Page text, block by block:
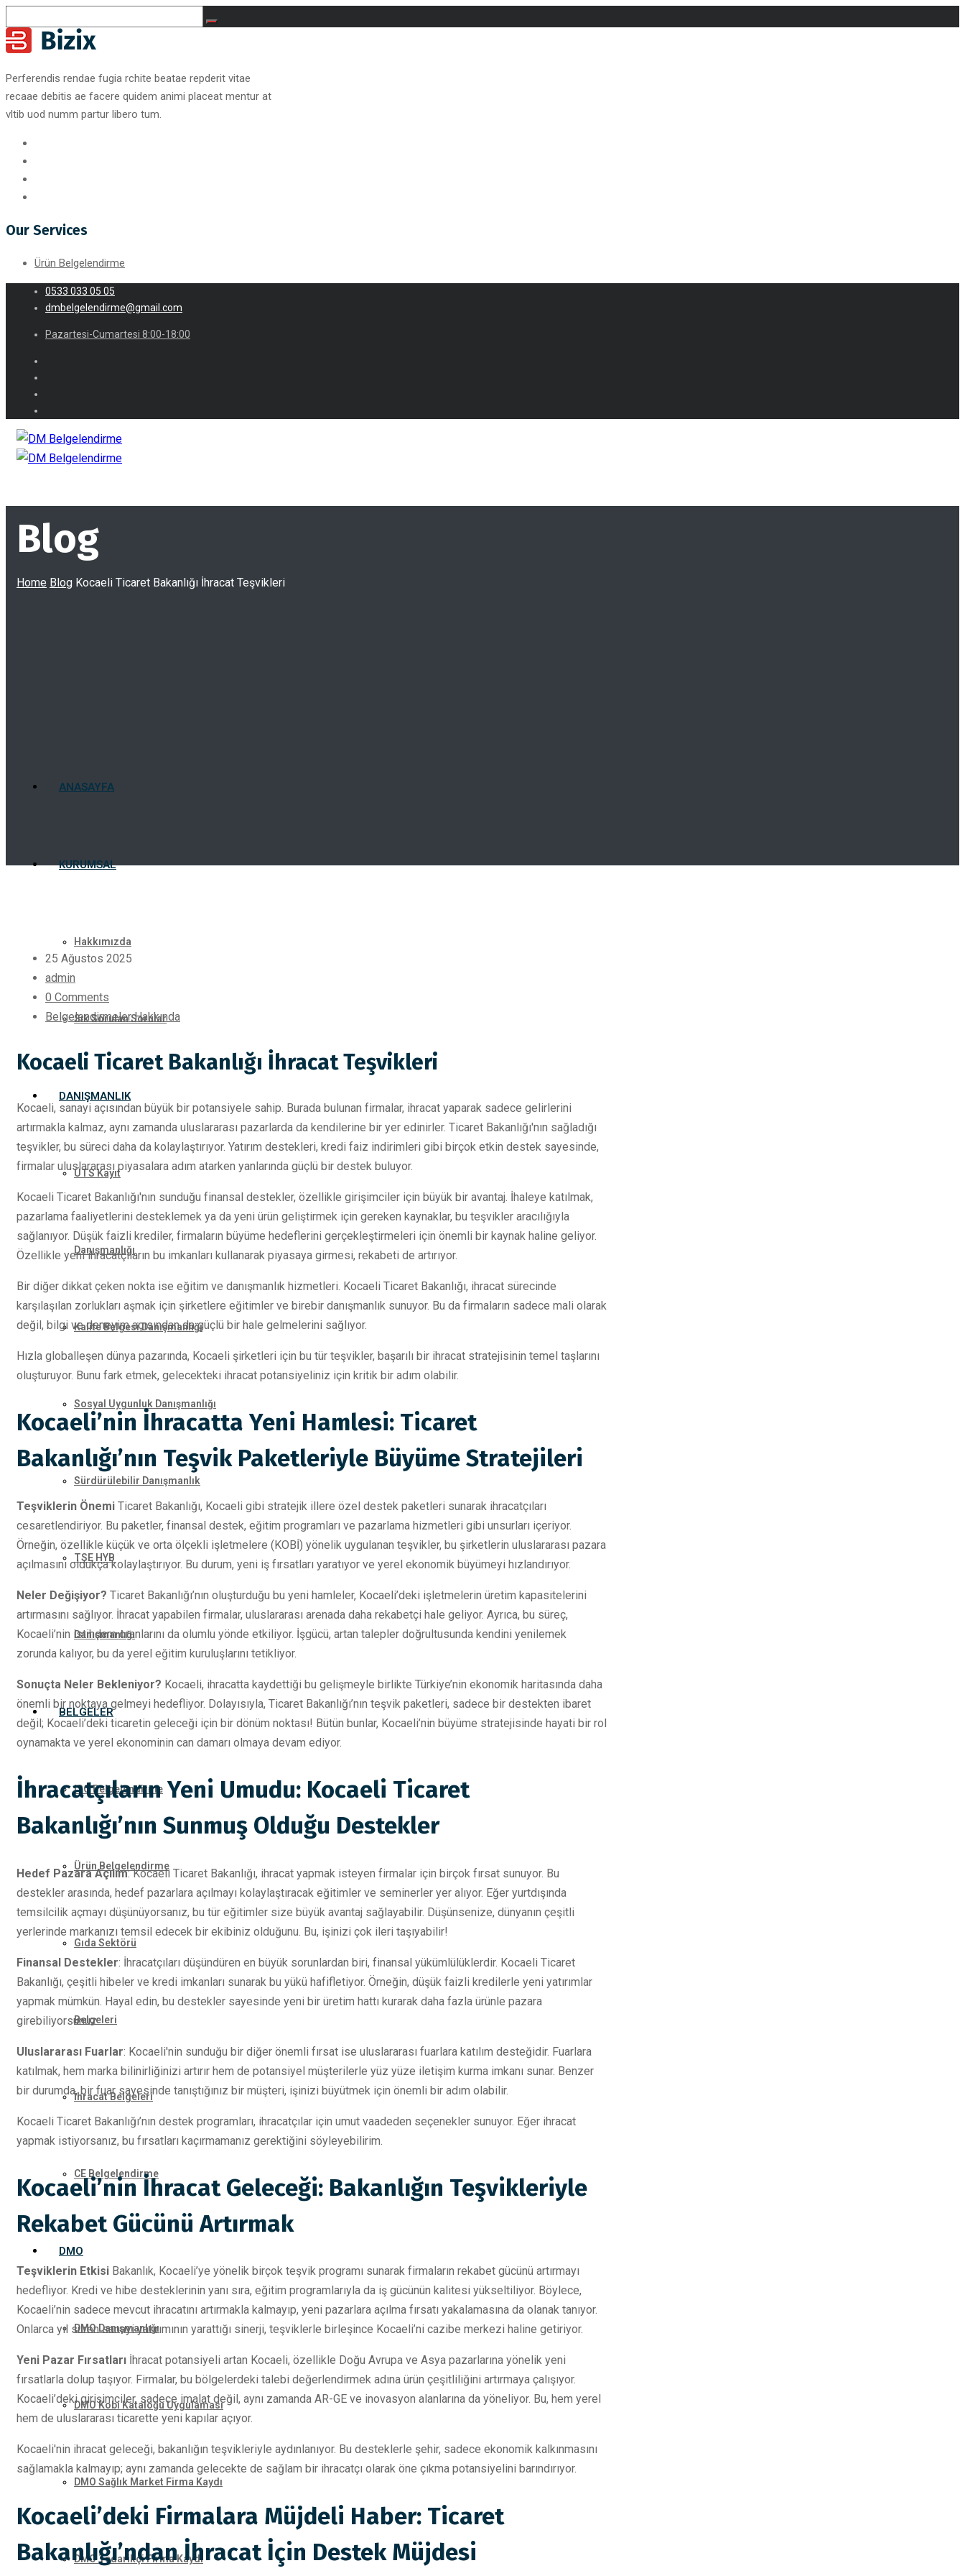
Perferendis rendae fugia rchite beatae repderit vitae
recaae debitis ae facere quidem animi placeat mentur at
vltib uod numm partur libero tum.
Our Services
Ürün Belgelendirme
0533 033 05 05
dmbelgelendirme@gmail.com
Pazartesi-Cumartesi 8:00-18:00
ANASAYFA
KURUMSAL
Hakkımızda
Sık Sorulan Sorular
DANIŞMANLIK
ÜTS Kayıt
Danışmanlığı
Kalite Belgesi Danışmanlığı
Sosyal Uygunluk Danışmanlığı
Sürdürülebilir Danışmanlık
TSE HYB
Danışmanlığı
BELGELER
ISO Belgelendirme
Ürün Belgelendirme
Gıda Sektörü
Belgeleri
İhracat Belgeleri
CE Belgelendirme
DMO
DMO Danışmanlığı
DMO Kobi Kataloğu Uygulaması
DMO Sağlık Market Firma Kaydı
DMO Tedarikçi Firma Kaydı
Blog
Home Blog Kocaeli Ticaret Bakanlığı İhracat Teşvikleri
25 Ağustos 2025
admin
0 Comments
Belgelendirmeler Hakkında
Kocaeli Ticaret Bakanlığı İhracat Teşvikleri
Kocaeli, sanayi açısından büyük bir potansiyele sahip. Burada bulunan firmalar, ihracat yaparak sadece gelirlerini
artırmakla kalmaz, aynı zamanda uluslararası pazarlarda da kendilerine bir yer edinirler. Ticaret Bakanlığı'nın sağladığı
teşvikler, bu süreci daha da kolaylaştırıyor. Yatırım destekleri, kredi faiz indirimleri gibi birçok etkin destek sayesinde,
firmalar uluslararası piyasalara adım atarken yanlarında güçlü bir destek buluyor.
Kocaeli Ticaret Bakanlığı'nın sunduğu finansal destekler, özellikle girişimciler için büyük bir avantaj. İhaleye katılmak,
pazarlama faaliyetlerini desteklemek ya da yeni ürün geliştirmek için gereken kaynaklar, bu teşvikler aracılığıyla
sağlanıyor. Düşük faizli krediler, firmaların büyüme hedeflerini gerçekleştirmeleri için önemli bir kaynak haline geliyor.
Özellikle yeni ihracatçıların bu imkanları kullanarak piyasaya girmesi, rekabeti de artırıyor.
Bir diğer dikkat çeken nokta ise eğitim ve danışmanlık hizmetleri. Kocaeli Ticaret Bakanlığı, ihracat sürecinde
karşılaşılan zorlukları aşmak için şirketlere eğitimler ve birebir danışmanlık sunuyor. Bu da firmaların sadece mali olarak
değil, bilgi ve deneyim açısından da güçlü bir hale gelmelerini sağlıyor.
Hızla globalleşen dünya pazarında, Kocaeli şirketleri için bu tür teşvikler, başarılı bir ihracat stratejisinin temel taşlarını
oluşturuyor. Bunu fark etmek, gelecekteki ihracat potansiyeliniz için kritik bir adım olabilir.
Kocaeli’nin İhracatta Yeni Hamlesi: Ticaret
Bakanlığı’nın Teşvik Paketleriyle Büyüme Stratejileri
Teşviklerin Önemi Ticaret Bakanlığı, Kocaeli gibi stratejik illere özel destek paketleri sunarak ihracatçıları
cesaretlendiriyor. Bu paketler, finansal destek, eğitim programları ve pazarlama hizmetleri gibi unsurları içeriyor.
Örneğin, özellikle küçük ve orta ölçekli işletmelere (KOBİ) yönelik uygulanan teşvikler, bu şirketlerin uluslararası pazara
açılmasını oldukça kolaylaştırıyor. Bu durum, yeni iş fırsatları yaratıyor ve yerel ekonomik büyümeyi hızlandırıyor.
Neler Değişiyor? Ticaret Bakanlığı’nın oluşturduğu bu yeni hamleler, Kocaeli’deki işletmelerin üretim kapasitelerini
artırmasını sağlıyor. İhracat yapabilen firmalar, uluslararası arenada daha rekabetçi hale geliyor. Ayrıca, bu süreç,
Kocaeli’nin istihdam oranlarını da olumlu yönde etkiliyor. İşgücü, artan talepler doğrultusunda kendini yenilemek
zorunda kalıyor, bu da yerel eğitim kuruluşlarını tetikliyor.
Sonuçta Neler Bekleniyor? Kocaeli, ihracatta kaydettiği bu gelişmeyle birlikte Türkiye’nin ekonomik haritasında daha
önemli bir noktaya gelmeyi hedefliyor. Dolayısıyla, Ticaret Bakanlığı’nın teşvik paketleri, sadece bir destekten ibaret
değil; Kocaeli’deki ticaretin geleceği için bir dönüm noktası! Bütün bunlar, Kocaeli’nin büyüme stratejisinde hayati bir rol
oynamakta ve yerel ekonominin can damarı olmaya devam ediyor.
İhracatçıların Yeni Umudu: Kocaeli Ticaret
Bakanlığı’nın Sunmuş Olduğu Destekler
Hedef Pazara Açılım: Kocaeli Ticaret Bakanlığı, ihracat yapmak isteyen firmalar için birçok fırsat sunuyor. Bu
destekler arasında, hedef pazarlara açılmayı kolaylaştıracak eğitimler ve seminerler yer alıyor. Eğer yurtdışında
temsilcilik açmayı düşünüyorsanız, bu tür eğitimler size büyük avantaj sağlayabilir. Düşünsenize, dünyanın çeşitli
yerlerinde markanızı temsil edecek bir ekibiniz olduğunu. Bu, işinizi çok ileri taşıyabilir!
Finansal Destekler: İhracatçıları düşündüren en büyük sorunlardan biri, finansal yükümlülüklerdir. Kocaeli Ticaret
Bakanlığı, çeşitli hibeler ve kredi imkanları sunarak bu yükü hafifletiyor. Örneğin, düşük faizli kredilerle yeni yatırımlar
yapmak mümkün. Hayal edin, bu destekler sayesinde yeni bir üretim hattı kurarak daha fazla ürünle pazara
girebiliyorsunuz.
Uluslararası Fuarlar: Kocaeli'nin sunduğu bir diğer önemli fırsat ise uluslararası fuarlara katılım desteğidir. Fuarlara
katılmak, hem marka bilinirliğinizi artırır hem de potansiyel müşterilerle yüz yüze iletişim kurma imkanı sunar. Benzer
bir durumda, bir fuar sayesinde tanıştığınız bir müşteri, işinizi büyütmek için önemli bir adım olabilir.
Kocaeli Ticaret Bakanlığı’nın destek programları, ihracatçılar için umut vaadeden seçenekler sunuyor. Eğer ihracat
yapmak istiyorsanız, bu fırsatları kaçırmamanız gerektiğini söyleyebilirim.
Kocaeli’nin İhracat Geleceği: Bakanlığın Teşvikleriyle
Rekabet Gücünü Artırmak
Teşviklerin Etkisi Bakanlık, Kocaeli’ye yönelik birçok teşvik programı sunarak firmaların rekabet gücünü artırmayı
hedefliyor. Kredi ve hibe desteklerinin yanı sıra, eğitim programlarıyla da iş gücünün kalitesi yükseltiliyor. Böylece,
Kocaeli’nin sadece mevcut ihracatını artırmakla kalmayıp, yeni pazarlara açılma fırsatı yakalamasına da olanak tanıyor.
Onlarca yıl süren sanayi yatırımının yarattığı sinerji, teşviklerle birleşince Kocaeli’ni cazibe merkezi haline getiriyor.
Yeni Pazar Fırsatları İhracat potansiyeli artan Kocaeli, özellikle Doğu Avrupa ve Asya pazarlarına yönelik yeni
fırsatlarla dolup taşıyor. Firmalar, bu bölgelerdeki talebi değerlendirmek adına ürün çeşitliliğini artırmaya çalışıyor.
Kocaeli’deki girişimciler, sadece imalat değil, aynı zamanda AR-GE ve inovasyon alanlarına da yöneliyor. Bu, hem yerel
hem de uluslararası ticarette yeni kapılar açıyor.
Kocaeli'nin ihracat geleceği, bakanlığın teşvikleriyle aydınlanıyor. Bu desteklerle şehir, sadece ekonomik kalkınmasını
sağlamakla kalmayıp; aynı zamanda gelecekte de sağlam bir ihracatçı olarak öne çıkma potansiyelini barındırıyor.
Kocaeli’deki Firmalara Müjdeli Haber: Ticaret
Bakanlığı’ndan İhracat İçin Destek Müjdesi